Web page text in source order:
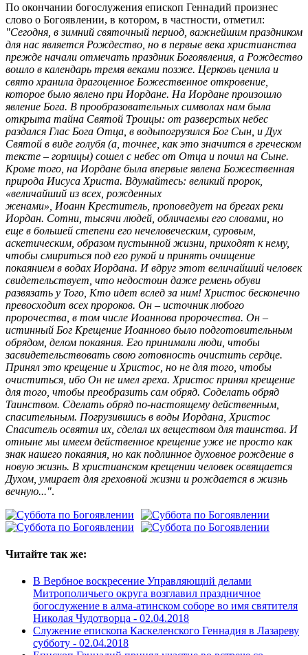
По окончании богослужения епископ Геннадий произнес
слово о Богоявлении, в котором, в частности, отметил:
"Сегодня, в зимний святочный период, важнейшим праздником
для нас является Рождество, но в первые века христианства
прежде начали отмечать праздник Богоявления, а Рождество
вошло в календарь тремя веками позже. Церковь ценила и
свято хранила драгоценное Божественное откровение,
которое было явлено при Иордане. На Иордане произошло
явление Бога. В прообразовательных символах нам была
открыта тайна Святой Троицы: от разверстых небес
раздался Глас Бога Отца, в водыпогрузился Бог Сын, и Дух
Святой в виде голубя (а, точнее, как это значится в греческом
тексте – горлицы) сошел с небес от Отца и почил на Сыне.
Кроме того, на Иордане была впервые явлена Божественная
природа Иисуса Христа. Вдумайтесь: великий пророк,
«величайший из всех, рожденных
женами», Иоанн Креститель, проповедует на брегах реки
Иордан. Сотни, тысячи людей, обличаемы его словами, но
еще в большей степени его нечеловеческим, суровым,
аскетическим, образом пустынной жизни, приходят к нему,
чтобы смириться под его рукой и принять очищение
покаянием в водах Иордана. И вдруг этот величайший человек
свидетельствует, что недостоин даже ремень обуви
развязать у Того, Кто идет вслед за ним! Христос бесконечно
превосходит всех пророков. Он – источник любого
пророчества, в том числе Иоаннова пророчества. Он –
истинный Бог Крещение Иоанново было подготовительным
обрядом, делом покаяния. Его принимали люди, чтобы
засвидетельствовать свою готовность очистить сердце.
Принял это крещение и Христос, но не для того, чтобы
очиститься, ибо Он не имел греха. Христос принял крещение
для того, чтобы преобразить сам обряд. Соделать обряд
Таинством. Сделать обряд по-настоящему действенным,
спасительным. Погрузившись в воды Иордана, Христос
Спаситель освятил их, сделал их веществом для таинства. И
отныне мы имеем действенное крещение уже не просто как
знак нашего покаяния, но как подлинное духовное рождение в
новую жизнь. В христианском крещении человек освящается
Духом, умирает для греховной жизни и рождается в жизнь
вечную...".
Читайте так же:
В Вербное воскресение Управляющий делами
Митрополичьего округа возглавил праздничное
богослужение в алма-атинском соборе во имя святителя
Николая Чудотворца - 02.04.2018
Служение епископа Каскеленского Геннадия в Лазареву
субботу - 02.04.2018